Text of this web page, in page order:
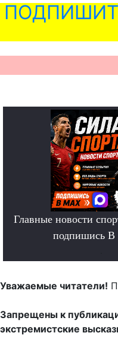
Главные новости
подпишись
Уважаемые читатели!
Запрещены к
экстремистские